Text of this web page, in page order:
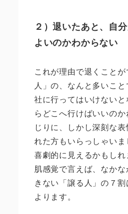
２）退いたあと、自
よいのかわからない
これが理由で退くこと
人」の、なんと多いこ
社に行ってはいけない
らどこへ行けばいいの
じりに、しかし深刻な
れた方もいらっしゃい
喜劇的に見えるかもし
肌感覚で言えば、なか
きない「譲る人」の７
よります。